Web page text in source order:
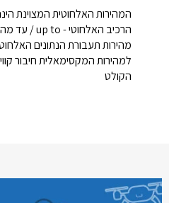
המהירות האלחוטית המצוינת
הרכיב האלחוטי - up to / עד מהירות.
מהירות תעבורת הנתונים
למהירות המקסימאלית חיבור
הקולט